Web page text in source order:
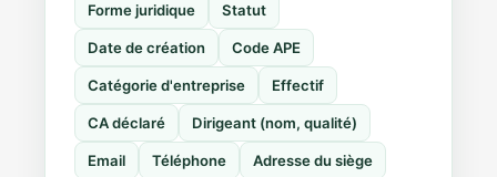
Forme juridique Statut
Date de création Code APE
Catégorie d'entreprise Effectif
CA déclaré Dirigeant (nom, qualité)
Email Téléphone Adresse du siège